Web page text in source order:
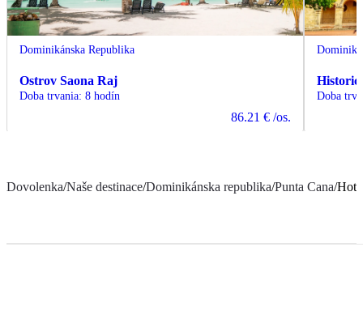
Dominikánska Republika
Ostrov Saona Raj
Doba trvania: 8 hodín
86.21 € /os.
Doba
Dovolenka/Naše destinace/Dominikánska republika/Punta Cana/